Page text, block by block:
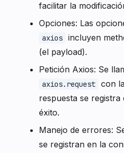
facilitar la
Opciones: Las
axios
incluyen
(el payload).
Petición Axios: Se
axios.request
con
respuesta se
éxito.
Manejo de errores:
se registran en la